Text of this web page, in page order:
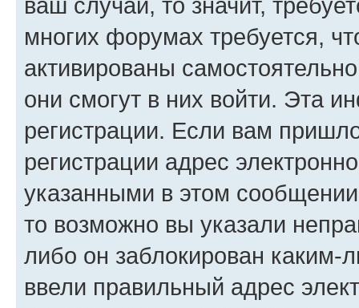
многих форумах требуется,
активированы
они смогут в них войти. Эта
регистрации. Если вам
регистрации адрес
указанными в этом
то возможно вы указали
либо он заблокирован
ввели правильный адрес